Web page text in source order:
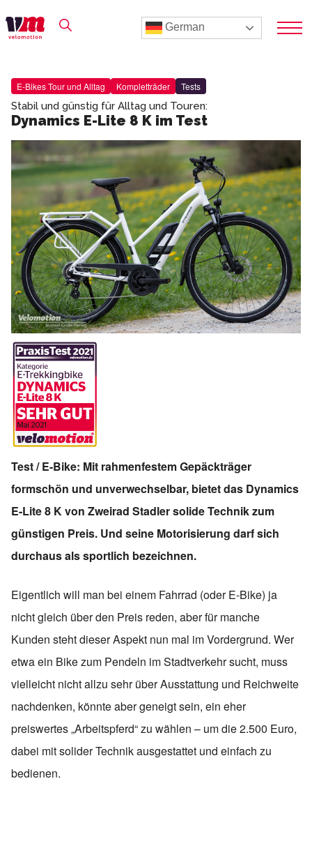
German
E-Bikes Tour und Alltag Kompletträder Tests
Stabil und günstig für Alltag und Touren:
Dynamics E-Lite 8 K im Test
Test / E-Bike: Mit rahmenfestem Gepäckträger
formschön und unverwechselbar, bietet das Dynamics
E-Lite 8 K von Zweirad Stadler solide Technik zum
günstigen Preis. Und seine Motorisierung darf sich
durchaus als sportlich bezeichnen.
Eigentlich will man bei einem Fahrrad (oder E-Bike) ja
nicht gleich über den Preis reden, aber für manche
Kunden steht dieser Aspekt nun mal im Vordergrund. Wer
etwa ein Bike zum Pendeln im Stadtverkehr sucht, muss
vielleicht nicht allzu sehr über Ausstattung und Reichweite
nachdenken, könnte aber geneigt sein, ein eher
preiswertes „Arbeitspferd“ zu wählen – um die 2.500 Euro,
dabei mit solider Technik ausgestattet und einfach zu
bedienen.